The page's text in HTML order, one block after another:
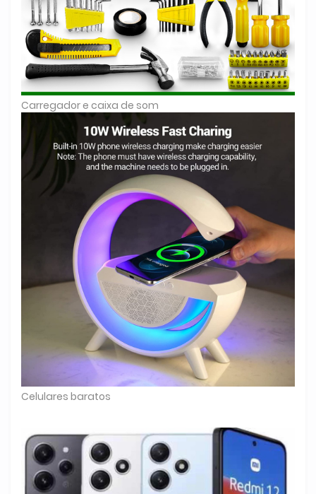
Carregador e caixa de som
Celulares baratos